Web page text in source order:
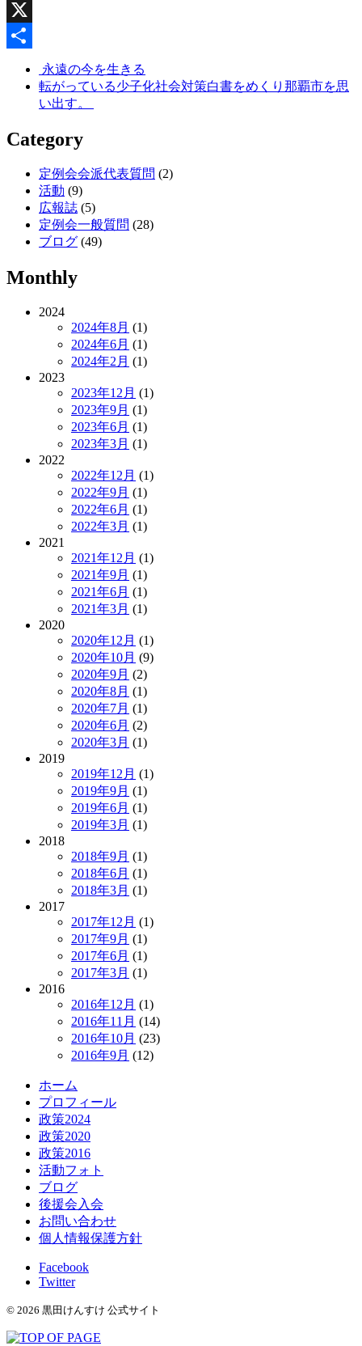
Facebook
X
永遠の今を生きる
転がっている少子化社会対策白書をめくり那覇市を思
い出す。
Category
定例会会派代表質問 (2)
活動 (9)
広報誌 (5)
定例会一般質問 (28)
ブログ (49)
Monthly
2024
2024年8月 (1)
2024年6月 (1)
2024年2月 (1)
2023
2023年12月 (1)
2023年9月 (1)
2023年6月 (1)
2023年3月 (1)
2022
2022年12月 (1)
2022年9月 (1)
2022年6月 (1)
2022年3月 (1)
2021
2021年12月 (1)
2021年9月 (1)
2021年6月 (1)
2021年3月 (1)
2020
2020年12月 (1)
2020年10月 (9)
2020年9月 (2)
2020年8月 (1)
2020年7月 (1)
2020年6月 (2)
2020年3月 (1)
2019
2019年12月 (1)
2019年9月 (1)
2019年6月 (1)
2019年3月 (1)
2018
2018年9月 (1)
2018年6月 (1)
2018年3月 (1)
2017
2017年12月 (1)
2017年9月 (1)
2017年6月 (1)
2017年3月 (1)
2016
2016年12月 (1)
2016年11月 (14)
2016年10月 (23)
2016年9月 (12)
ホーム
プロフィール
政策2024
政策2020
政策2016
活動フォト
ブログ
後援会入会
お問い合わせ
個人情報保護方針
Facebook
Twitter
© 2026 黒田けんすけ 公式サイト